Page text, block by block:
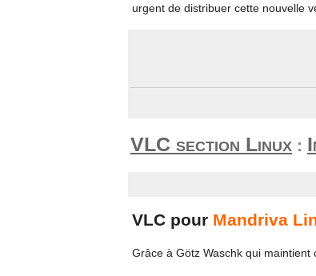
urgent de distribuer cette nouvelle
VLC section Linux :
VLC pour Mandriva
Grâce à Götz Waschk qui maintient